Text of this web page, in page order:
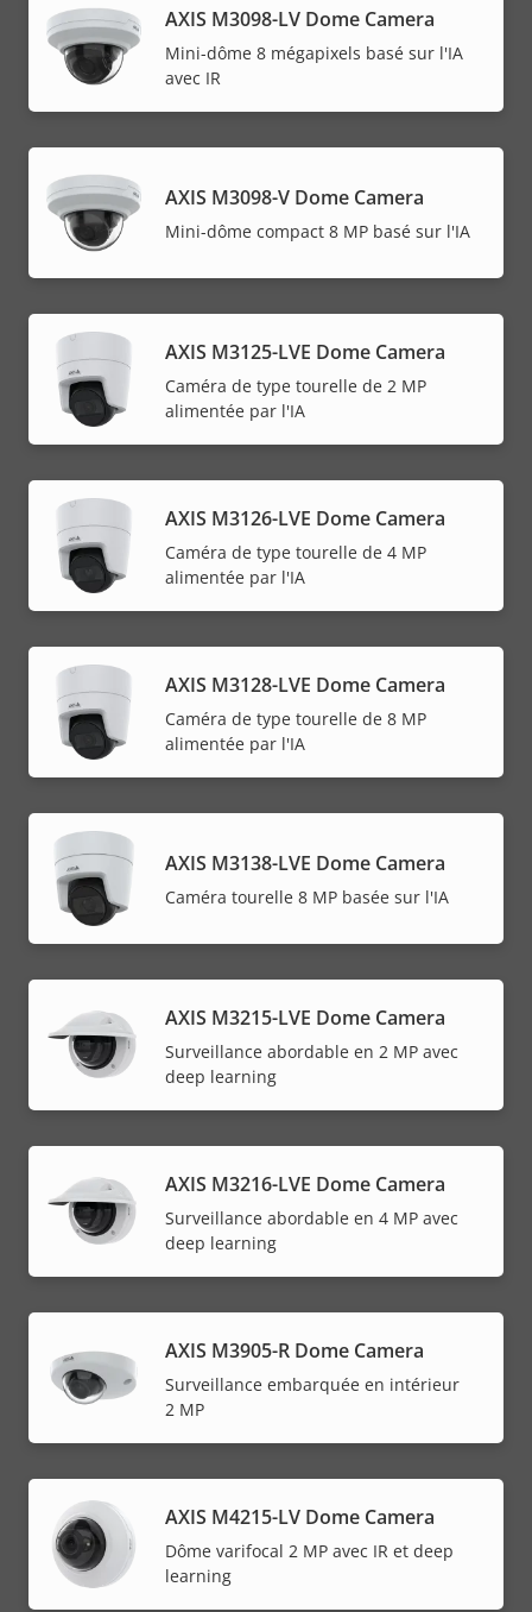
AXIS M3098-LV Dome Camera
Mini-dôme 8 mégapixels basé sur l'IA
avec IR
AXIS M3098-V Dome Camera
Mini-dôme compact 8 MP basé sur l'IA
AXIS M3125-LVE Dome Camera
Caméra de type tourelle de 2 MP
alimentée par l'IA
AXIS M3126-LVE Dome Camera
Caméra de type tourelle de 4 MP
alimentée par l'IA
AXIS M3128-LVE Dome Camera
Caméra de type tourelle de 8 MP
alimentée par l'IA
AXIS M3138-LVE Dome Camera
Caméra tourelle 8 MP basée sur l'IA
AXIS M3215-LVE Dome Camera
Surveillance abordable en 2 MP avec
deep learning
AXIS M3216-LVE Dome Camera
Surveillance abordable en 4 MP avec
deep learning
AXIS M3905-R Dome Camera
Surveillance embarquée en intérieur
2 MP
AXIS M4215-LV Dome Camera
Dôme varifocal 2 MP avec IR et deep
learning